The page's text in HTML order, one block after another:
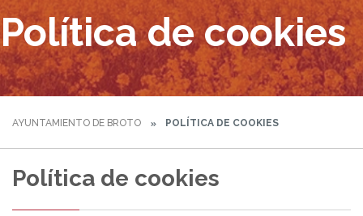
Política de cookies
AYUNTAMIENTO DE BROTO POLÍTICA DE COOKIES
Política de cookies